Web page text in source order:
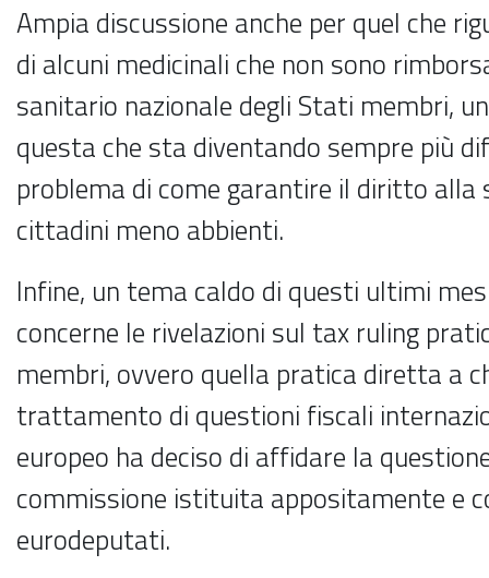
Ampia discussione anche per quel che
di alcuni medicinali che non sono
sanitario nazionale degli Stati membri,
questa che sta diventando sempre più
problema di come garantire il diritto alla
cittadini meno abbienti.
Infine, un tema caldo di questi ultimi
concerne le rivelazioni sul tax ruling
membri, ovvero quella pratica diretta a
trattamento di questioni fiscali
europeo ha deciso di affidare la
commissione istituita appositamente e
eurodeputati.